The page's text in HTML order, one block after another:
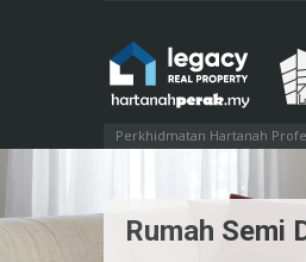
Perkhidmatan Hartanah
Rumah Semi